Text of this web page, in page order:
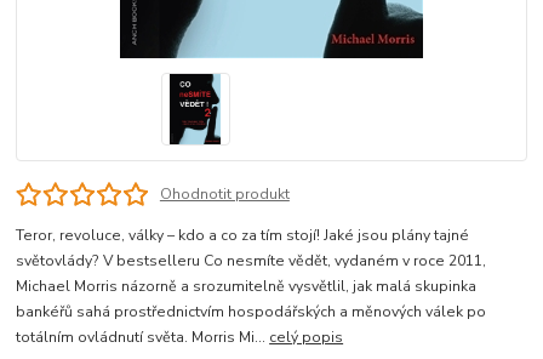
Ohodnotit produkt
Teror, revoluce, války – kdo a co za tím stojí! Jaké jsou plány tajné
světovlády? V bestselleru Co nesmíte vědět, vydaném v roce 2011,
Michael Morris názorně a srozumitelně vysvětlil, jak malá skupinka
bankéřů sahá prostřednictvím hospodářských a měnových válek po
totálním ovládnutí světa. Morris Mi... celý popis